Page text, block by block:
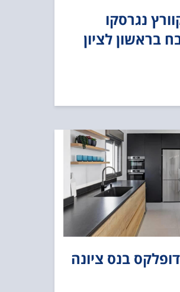
נגרסקו
בראשון לציון
בנס ציונה